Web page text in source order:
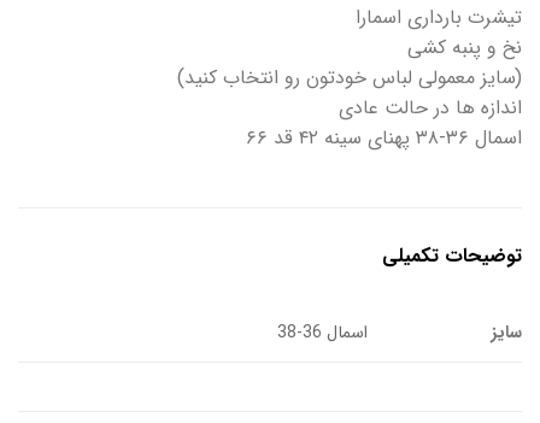
تیشرت بارداری اسمارا
نخ و پنبه کشی
(سایز معمولی لباس خودتون رو انتخاب کنید)
اندازه ها در حالت عادی
اسمال ۳۶-۳۸ پهنای سینه ۴۲ قد ۶۶
توضیحات تکمیلی
سایز اسمال 36-38